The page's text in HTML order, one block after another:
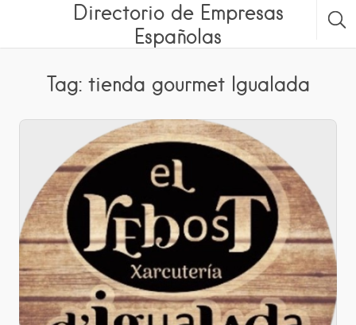
Directorio de Empresas
Españolas
Tag: tienda gourmet Igualada